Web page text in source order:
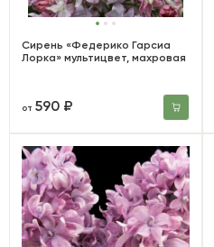
Сирень «Федерико Гарсиа
Лорка» мультицвет, махровая
от590 ₽